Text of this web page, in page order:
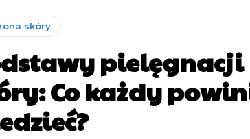
strony)
strony)
skóry
pielęgnacji
Co każdy